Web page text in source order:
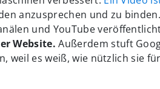
anzusprechen und zu
und YouTube
Website.Außerdem stuft
weil es weiß, wie nützlich sie